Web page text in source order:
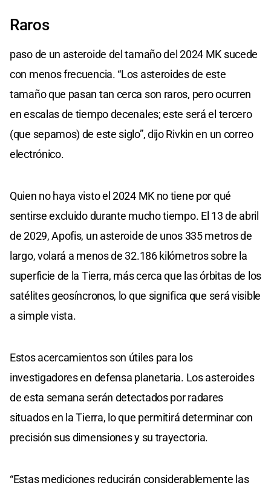
Raros
paso de un asteroide del tamaño del 2024 MK sucede
con menos frecuencia. “Los asteroides de este
tamaño que pasan tan cerca son raros, pero ocurren
en escalas de tiempo decenales; este será el tercero
(que sepamos) de este siglo”, dijo Rivkin en un correo
electrónico.
Quien no haya visto el 2024 MK no tiene por qué
sentirse excluido durante mucho tiempo. El 13 de abril
de 2029, Apofis, un asteroide de unos 335 metros de
largo, volará a menos de 32.186 kilómetros sobre la
superficie de la Tierra, más cerca que las órbitas de los
satélites geosíncronos, lo que significa que será visible
a simple vista.
Estos acercamientos son útiles para los
investigadores en defensa planetaria. Los asteroides
de esta semana serán detectados por radares
situados en la Tierra, lo que permitirá determinar con
precisión sus dimensiones y su trayectoria.
“Estas mediciones reducirán considerablemente las